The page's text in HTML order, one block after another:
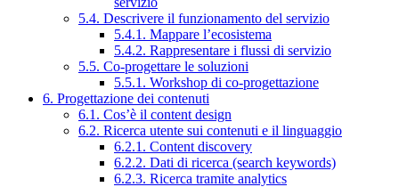
5.4. Descrivere il funzionamento del servizio
5.4.1. Mappare l’ecosistema
5.4.2. Rappresentare i flussi di servizio
5.5. Co-progettare le soluzioni
5.5.1. Workshop di co-progettazione
6. Progettazione dei contenuti
6.1. Cos’è il content design
6.2. Ricerca utente sui contenuti e il linguaggio
6.2.1. Content discovery
6.2.2. Dati di ricerca (search keywords)
6.2.3. Ricerca tramite analytics